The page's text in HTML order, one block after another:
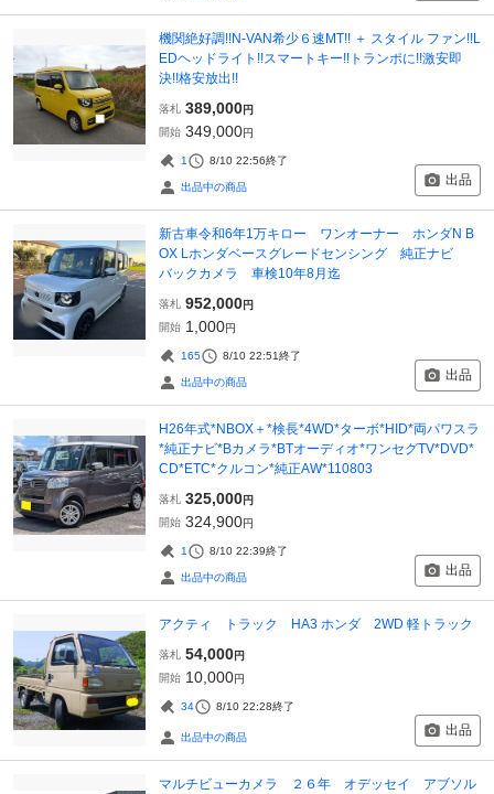
機関絶好調!!N-VAN希少６速MT!! ＋ スタイル ファン!!L
EDヘッドライト!!スマートキー!!トランポに!!激安即
決!!格安放出!!
落札 389,000円
開始 349,000円
1 8/10 22:56終了
出品中の商品 出品
新古車令和6年1万キロー ワンオーナー ホンダN B
OX Lホンダベースグレードセンシング 純正ナビ
バックカメラ 車検10年8月迄
落札 952,000円
開始 1,000円
165 8/10 22:51終了
出品中の商品 出品
H26年式*NBOX＋*検長*4WD*ターボ*HID*両パワスラ
*純正ナビ*Bカメラ*BTオーディオ*ワンセグTV*DVD*
CD*ETC*クルコン*純正AW*110803
落札 325,000円
開始 324,900円
1 8/10 22:39終了
出品中の商品 出品
アクティ トラック HA3 ホンダ 2WD 軽トラック
落札 54,000円
開始 10,000円
34 8/10 22:28終了
出品中の商品 出品
マルチビューカメラ ２６年 オデッセイ アブソル